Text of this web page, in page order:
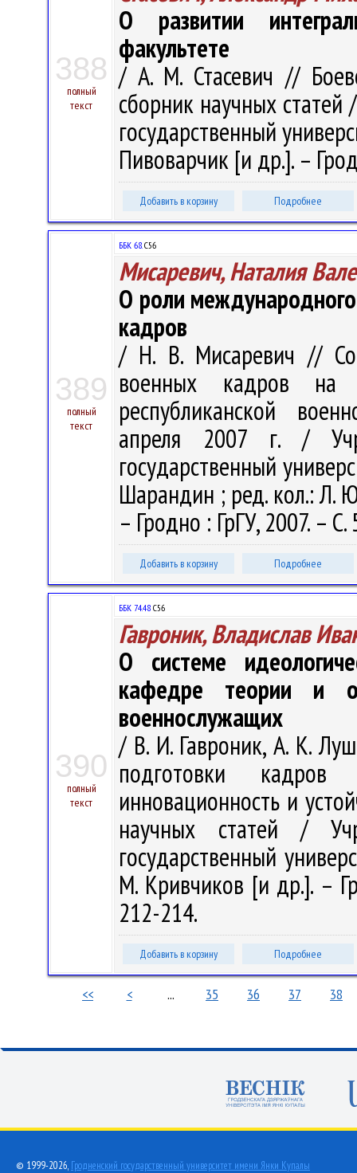
388
полный
текст
О развитии
факультете
/ А. М. Стасевич //
сборник научных
государственный
Пивоварчик [и др.]. –
Добавить в корзину Подробнее
389
полный
текст
ББК 68.С56
Мисаревич, Наталия
О роли
кадров
/ Н. В. Мисаревич //
военных кадров на
республиканской
апреля 2007 г. /
государственный
Шарандин ; ред. кол.: Л.
– Гродно : ГрГУ, 2007. –
Добавить в корзину Подробнее
390
полный
текст
ББК 74.48 С56
Гавроник, Владислав
О системе
кафедре теории и
военнослужащих
/ В. И. Гавроник, А. К.
подготовки
инновационность и
научных статей /
государственный
М. Кривчиков [и др.]. –
212-214.
Добавить в корзину Подробнее
<< < ... 35 36 37 38
© 1999-2026, Гродненский государственный университет имени Янки Купалы